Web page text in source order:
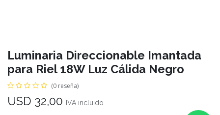
Luminaria Direccionable Imantada
para Riel 18W Luz Cálida Negro
(0 reseña)
USD 32,00 IVA incluido